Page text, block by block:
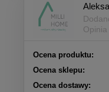
Ocena produktu:
Ocena sklepu:
Ocena dostawy: